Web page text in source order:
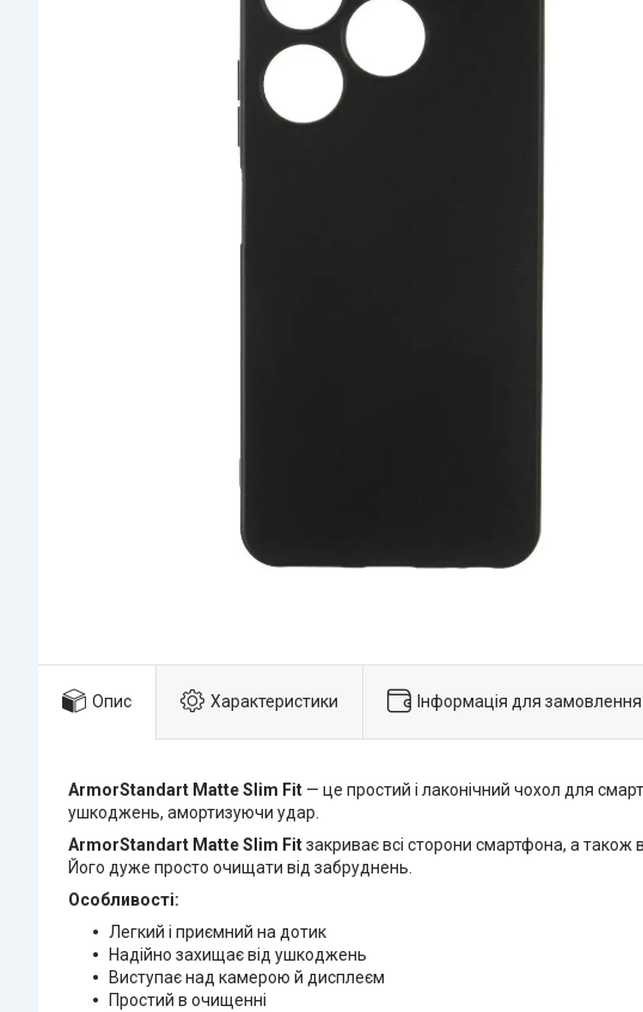
Опис Характеристики Інформація для замовлення
ArmorStandart Matte Slim Fit — це простий і лаконічний чохол для
ушкоджень, амортизуючи удар.
ArmorStandart Matte Slim Fitзакриває всі сторони смартфона, а
Його дуже просто очищати від забруднень.
Особливості:
Легкий і приємний на дотик
Надійно захищає від ушкоджень
Виступає над камерою й дисплеєм
Простий в очищенні